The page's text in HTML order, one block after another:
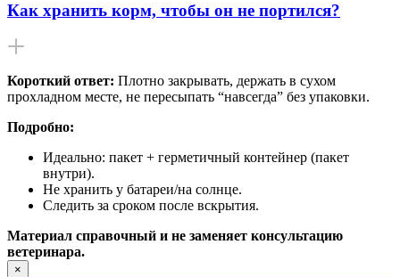
Как хранить корм, чтобы он не портился?
Короткий ответ: Плотно закрывать, держать в сухом
прохладном месте, не пересыпать “навсегда” без упаковки.
Подробно:
Идеально: пакет + герметичный контейнер (пакет
внутри).
Не хранить у батареи/на солнце.
Следить за сроком после вскрытия.
Материал справочный и не заменяет консультацию
ветеринара.
×